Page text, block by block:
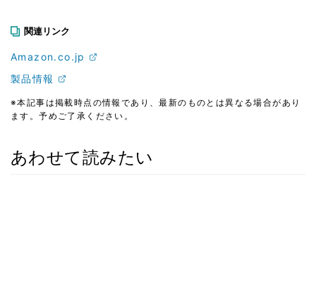
関連リンク
Amazon.co.jp
製品情報
※本記事は掲載時点の情報であり、最新のものとは異なる場合があり
ます。予めご了承ください。
あわせて読みたい